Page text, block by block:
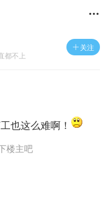

 关注
都不上
也这么难啊！
楼主吧